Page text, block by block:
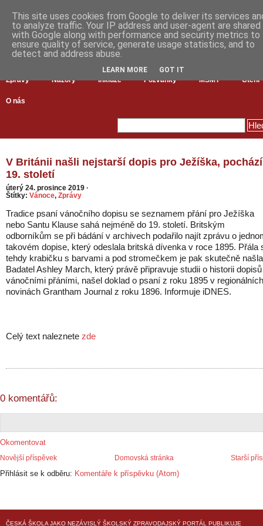
Zprávy Názory Inkluze Pozvánky MŠMT Čtení
O nás
V Británii našli nejstarší dopis pro Ježíška,
19. století
úterý 24. prosince 2019 ·
Štítky: Vánoce, Zprávy
Tradice psaní vánočního dopisu se seznamem přání pro Ježíška
nebo Santu Klause sahá nejméně do 19. století. Britským
odborníkům se při bádání v archivech podařilo najít zprávu o
takovém dopise, který odeslala britská dívenka v roce 1895. Přála
tehdy krabičku s barvami a pod stromečkem je pak skutečně
Badatel Ashley March, který právě připravuje studii o historii
vánočními přáními, našel doklad o psaní z roku 1895 v regionálních
novinách Grantham Journal z roku 1896. Informuje iDNES.
Celý text naleznete zde
0 komentářů:
Okomentovat
Novější příspěvek Starší
Domovská stránka
Přihlásit se k odběru: Komentáře k příspěvku (Atom)
ČESKÁ ŠKOLA JAKO NEZÁVISLÝ ŠKOLSKÝ ZPRAVODAJSKÝ PORTÁL PUBLIKUJE
This site uses cookies from Google to deliver its services
to analyze traffic. Your IP address and user-agent are shared
with Google along with performance and security metrics to
ensure quality of service, generate usage statistics, and to
detect and address abuse.
LEARN MORE GOT IT